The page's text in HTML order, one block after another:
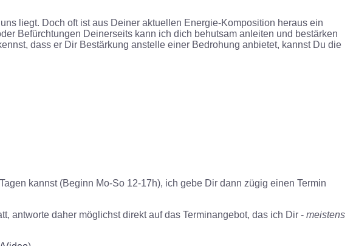
liegt. Doch oft ist aus Deiner aktuellen Energie-Komposition heraus ein
Befürchtungen Deinerseits kann ich dich behutsam anleiten und bestärken
dass er Dir Bestärkung anstelle einer Bedrohung anbietet, kannst Du die
kannst (Beginn Mo-So 12-17h), ich gebe Dir dann zügig einen Termin
antworte daher möglichst direkt auf das Terminangebot, das ich Dir - meistens